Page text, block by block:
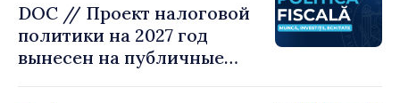
DOC // Проект налоговой
политики на 2027 год
вынесен на публичные